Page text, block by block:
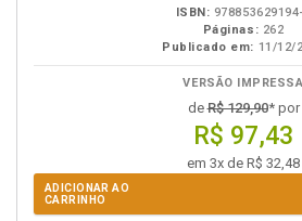
ISBN:
Páginas: 262
Publicado em: 11/12/
VERSÃO IMPRESSA
deR$ 129,90* por
R$ 97,43
em 3x de R$ 32,48
ADICIONAR AO
CARRINHO